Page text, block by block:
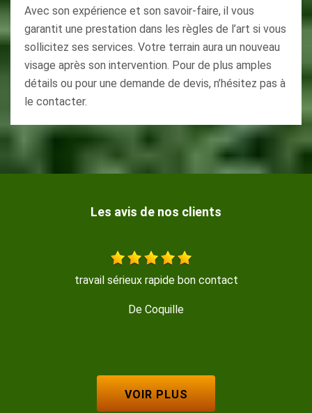
Avec son expérience et son savoir-faire, il vous
garantit une prestation dans les règles de l’art si vous
sollicitez ses services. Votre terrain aura un nouveau
visage après son intervention. Pour de plus amples
détails ou pour une demande de devis, n’hésitez pas à
le contacter.
Les avis de nos clients
Travail sérieux, réalisé avec beaucoup de
VOIR PLUS